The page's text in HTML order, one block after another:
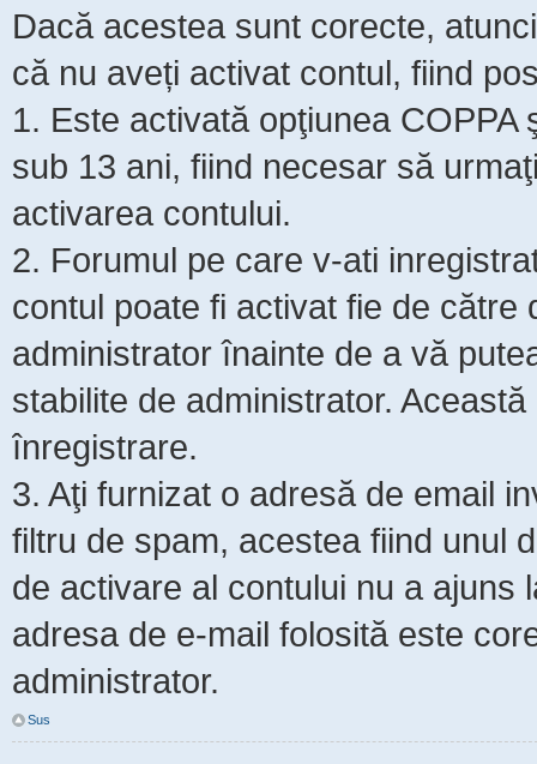
Dacă acestea sunt corecte,
că nu aveți activat contul, fiind
1. Este activată opţiunea
sub 13 ani, fiind necesar să
activarea contului.
2. Forumul pe care v-ati
contul poate fi activat fie de
administrator înainte de a vă
stabilite de administrator.
înregistrare.
3. Aţi furnizat o adresă de email
filtru de spam, acestea fiind unul
de activare al contului nu a ajuns
adresa de e-mail folosită este
administrator.
Sus